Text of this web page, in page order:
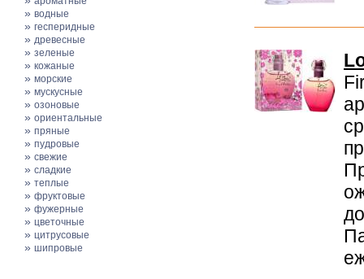
» водные
» гесперидные
» древесные
» зеленые
» кожаные
» морские
» мускусные
» озоновые
» ориентальные
» пряные
» пудровые
» свежие
» сладкие
» теплые
» фруктовые
» фужерные
» цветочные
» цитрусовые
» шипровые